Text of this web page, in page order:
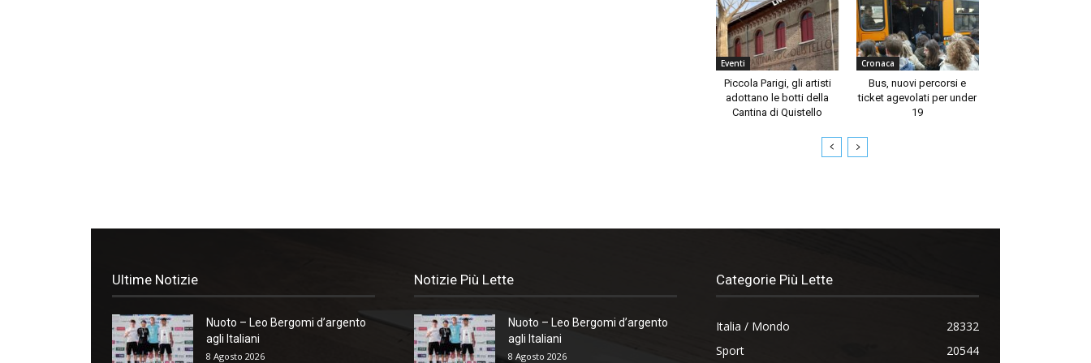
Eventi
Piccola Parigi, gli artisti
adottano le botti della
Cantina di Quistello
Cronaca
Bus, nuovi percorsi e
ticket agevolati per under
19
Ultime Notizie
Nuoto – Leo Bergomi d’argento
agli Italiani
8 Agosto 2026
Notizie Più Lette
Nuoto – Leo Bergomi d’argento
agli Italiani
8 Agosto 2026
Categorie Più Lette
Italia / Mondo
28332
Sport
20544